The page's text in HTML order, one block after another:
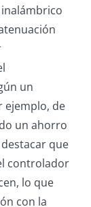
un
ejemplo, de
un ahorro
que
controlador
lo que
con la